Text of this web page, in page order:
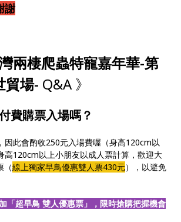
謝
兩棲爬蟲特寵嘉年華-第
貿場- Q&A 》
費購票入場嗎？
因此會酌收250元入場費喔（身高120cm以
高120cm以上小朋友以成人票計算，歡迎大
（線上獨家早鳥優惠雙人票430元），以避免
「超早鳥 雙人優惠票」，限時搶購把握機會